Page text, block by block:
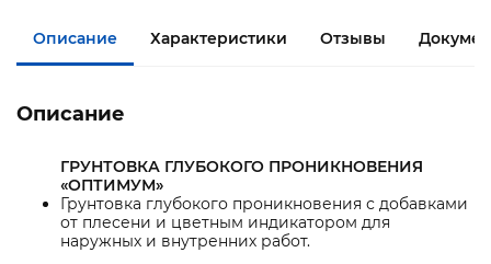
Описание Характеристики Отзывы
Описание
ГРУНТОВКА ГЛУБОКОГО ПРОНИКНОВЕНИЯ
«ОПТИМУМ»
Грунтовка глубокого проникновения с добавками
от плесени и цветным индикатором для
наружных и внутренних работ.